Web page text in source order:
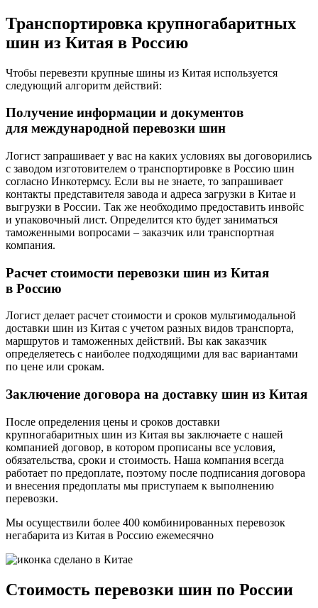
Транспортировка крупногабаритных
шин из Китая в Россию
Чтобы перевезти крупные шины из Китая используется
следующий алгоритм действий:
Получение информации и документов
для международной перевозки шин
Логист запрашивает у вас на каких условиях вы договорились
с заводом изготовителем о транспортировке в Россию шин
согласно Инкотермсу. Если вы не знаете, то запрашивает
контакты представителя завода и адреса загрузки в Китае и
выгрузки в России. Так же необходимо предоставить инвойс
и упаковочный лист. Определится кто будет заниматься
таможенными вопросами – заказчик или транспортная
компания.
Расчет стоимости перевозки шин из Китая
в Россию
Логист делает расчет стоимости и сроков мультимодальной
доставки шин из Китая с учетом разных видов транспорта,
маршрутов и таможенных действий. Вы как заказчик
определяетесь с наиболее подходящими для вас вариантами
по цене или срокам.
Заключение договора на доставку шин из Китая
После определения цены и сроков доставки
крупногабаритных шин из Китая вы заключаете с нашей
компанией договор, в котором прописаны все условия,
обязательства, сроки и стоимость. Наша компания всегда
работает по предоплате, поэтому после подписания договора
и внесения предоплаты мы приступаем к выполнению
перевозки.
Мы осуществили более 400 комбинированных перевозок
негабарита из Китая в Россию ежемесячно
Стоимость перевозки шин по России